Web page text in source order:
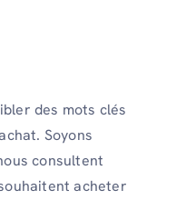
des mots clés
Soyons
consultent
acheter